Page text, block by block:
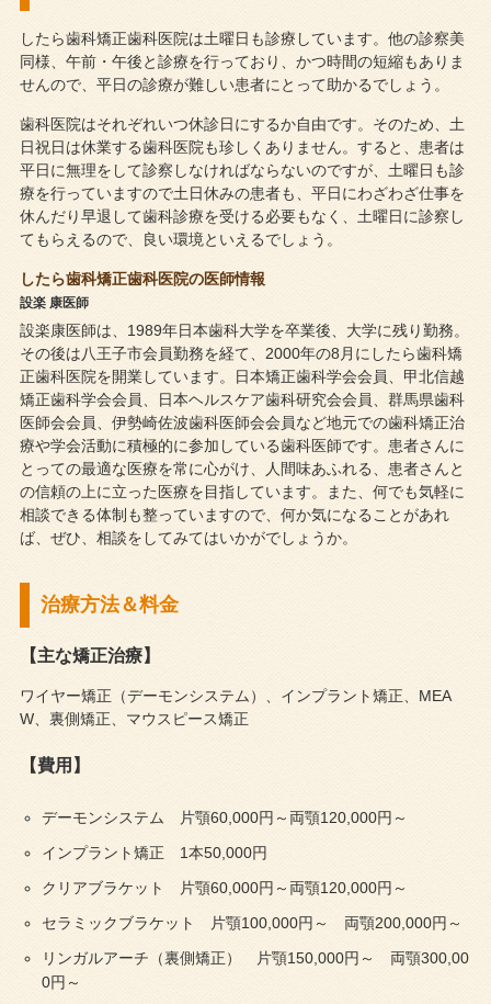
したら歯科矯正歯科医院は土曜日も診療しています。他の診察美
同様、午前・午後と診療を行っており、かつ時間の短縮もありま
せんので、平日の診療が難しい患者にとって助かるでしょう。
歯科医院はそれぞれいつ休診日にするか自由です。そのため、土
日祝日は休業する歯科医院も珍しくありません。すると、患者は
平日に無理をして診察しなければならないのですが、土曜日も診
療を行っていますので土日休みの患者も、平日にわざわざ仕事を
休んだり早退して歯科診療を受ける必要もなく、土曜日に診察し
てもらえるので、良い環境といえるでしょう。
したら歯科矯正歯科医院の医師情報
設楽 康医師
設楽康医師は、1989年日本歯科大学を卒業後、大学に残り勤務。
その後は八王子市会員勤務を経て、2000年の8月にしたら歯科矯
正歯科医院を開業しています。日本矯正歯科学会会員、甲北信越
矯正歯科学会会員、日本ヘルスケア歯科研究会会員、群馬県歯科
医師会会員、伊勢崎佐波歯科医師会会員など地元での歯科矯正治
療や学会活動に積極的に参加している歯科医師です。患者さんに
とっての最適な医療を常に心がけ、人間味あふれる、患者さんと
の信頼の上に立った医療を目指しています。また、何でも気軽に
相談できる体制も整っていますので、何か気になることがあれ
ば、ぜひ、相談をしてみてはいかがでしょうか。
治療方法＆料金
【主な矯正治療】
ワイヤー矯正（デーモンシステム）、インプラント矯正、MEA
W、裏側矯正、マウスピース矯正
【費用】
デーモンシステム 片顎60,000円～両顎120,000円～
インプラント矯正 1本50,000円
クリアブラケット 片顎60,000円～両顎120,000円～
セラミックブラケット 片顎100,000円～ 両顎200,000円～
リンガルアーチ（裏側矯正） 片顎150,000円～ 両顎300,00
0円～